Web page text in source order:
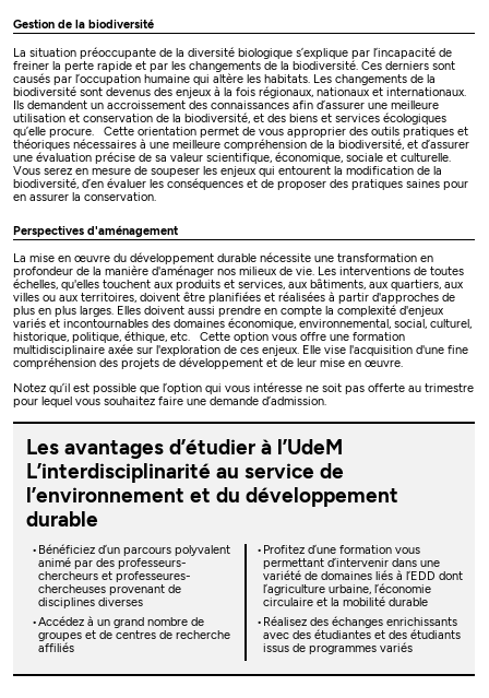
Gestion de la biodiversité
La situation préoccupante de la diversité biologique s’explique par l’incapacité de
freiner la perte rapide et par les changements de la biodiversité. Ces derniers sont
causés par l’occupation humaine qui altère les habitats. Les changements de la
biodiversité sont devenus des enjeux à la fois régionaux, nationaux et internationaux.
Ils demandent un accroissement des connaissances afin d’assurer une meilleure
utilisation et conservation de la biodiversité, et des biens et services écologiques
qu’elle procure. Cette orientation permet de vous approprier des outils pratiques et
théoriques nécessaires à une meilleure compréhension de la biodiversité, et d’assurer
une évaluation précise de sa valeur scientifique, économique, sociale et culturelle.
Vous serez en mesure de soupeser les enjeux qui entourent la modification de la
biodiversité, d’en évaluer les conséquences et de proposer des pratiques saines pour
en assurer la conservation.
Perspectives d'aménagement
La mise en œuvre du développement durable nécessite une transformation en
profondeur de la manière d'aménager nos milieux de vie. Les interventions de toutes
échelles, qu'elles touchent aux produits et services, aux bâtiments, aux quartiers, aux
villes ou aux territoires, doivent être planifiées et réalisées à partir d'approches de
plus en plus larges. Elles doivent aussi prendre en compte la complexité d'enjeux
variés et incontournables des domaines économique, environnemental, social, culturel,
historique, politique, éthique, etc. Cette option vous offre une formation
multidisciplinaire axée sur l'exploration de ces enjeux. Elle vise l'acquisition d'une fine
compréhension des projets de développement et de leur mise en œuvre.
Notez qu’il est possible que l’option qui vous intéresse ne soit pas offerte au trimestre
pour lequel vous souhaitez faire une demande d’admission.
Les avantages d’étudier à l’UdeM
L’interdisciplinarité au service de
l’environnement et du développement
durable
Bénéficiez d’un parcours polyvalent
animé par des professeurs-
chercheurs et professeures-
chercheuses provenant de
disciplines diverses
Profitez d’une formation vous
permettant d’intervenir dans une
variété de domaines liés à l’EDD dont
l’agriculture urbaine, l’économie
circulaire et la mobilité durable
Accédez à un grand nombre de
groupes et de centres de recherche
affiliés
Réalisez des échanges enrichissants
avec des étudiantes et des étudiants
issus de programmes variés